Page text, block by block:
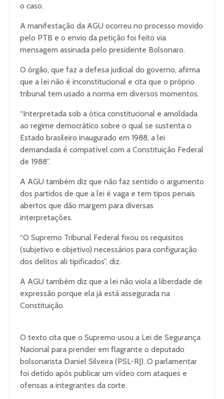
o caso.
A manifestação da AGU ocorreu no processo movido
pelo PTB e o envio da petição foi feito via
mensagem assinada pelo presidente Bolsonaro.
O órgão, que faz a defesa judicial do governo, afirma
que a lei não é inconstitucional e cita que o próprio
tribunal tem usado a norma em diversos momentos.
“Interpretada sob a ótica constitucional e amoldada
ao regime democrático sobre o qual se sustenta o
Estado brasileiro inaugurado em 1988, a lei
demandada é compatível com a Constituição Federal
de 1988”.
A AGU também diz que não faz sentido o argumento
dos partidos de que a lei é vaga e tem tipos penais
abertos que dão margem para diversas
interpretações.
“O Supremo Tribunal Federal fixou os requisitos
(subjetivo e objetivo) necessários para configuração
dos delitos ali tipificados”, diz.
A AGU também diz que a lei não viola a liberdade de
expressão porque ela já está assegurada na
Constituição.
O texto cita que o Supremo usou a Lei de Segurança
Nacional para prender em flagrante o deputado
bolsonarista Daniel Silveira (PSL-RJ). O parlamentar
foi detido após publicar um vídeo com ataques e
ofensas a integrantes da corte.